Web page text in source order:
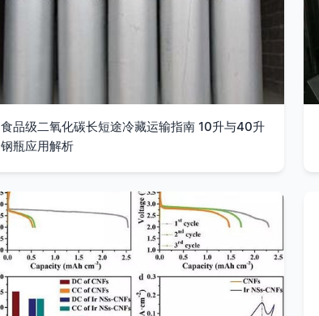
食品级二氧化碳长短途冷藏运输指南 10升与40升
钢瓶应用解析